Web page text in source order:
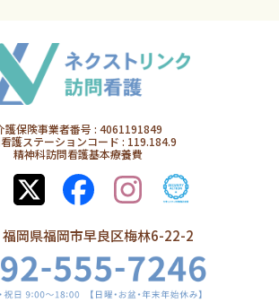
護保険事業者番号 : 4061191849
護ステーションコード : 119.184.9
精神科訪問看護基本療養費
岡県福岡市早良区梅林6-22-2